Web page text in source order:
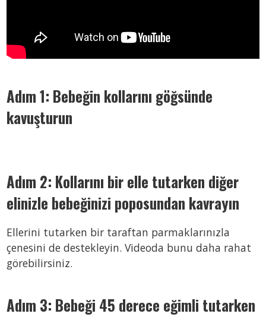
Adım 1: Bebeğin kollarını göğsünde
kavuşturun
Adım 2: Kollarını bir elle tutarken diğer
elinizle bebeğinizi poposundan kavrayın
Ellerini tutarken bir taraftan parmaklarınızla
çenesini de destekleyin. Videoda bunu daha rahat
görebilirsiniz.
Adım 3: Bebeği 45 derece eğimli tutarken